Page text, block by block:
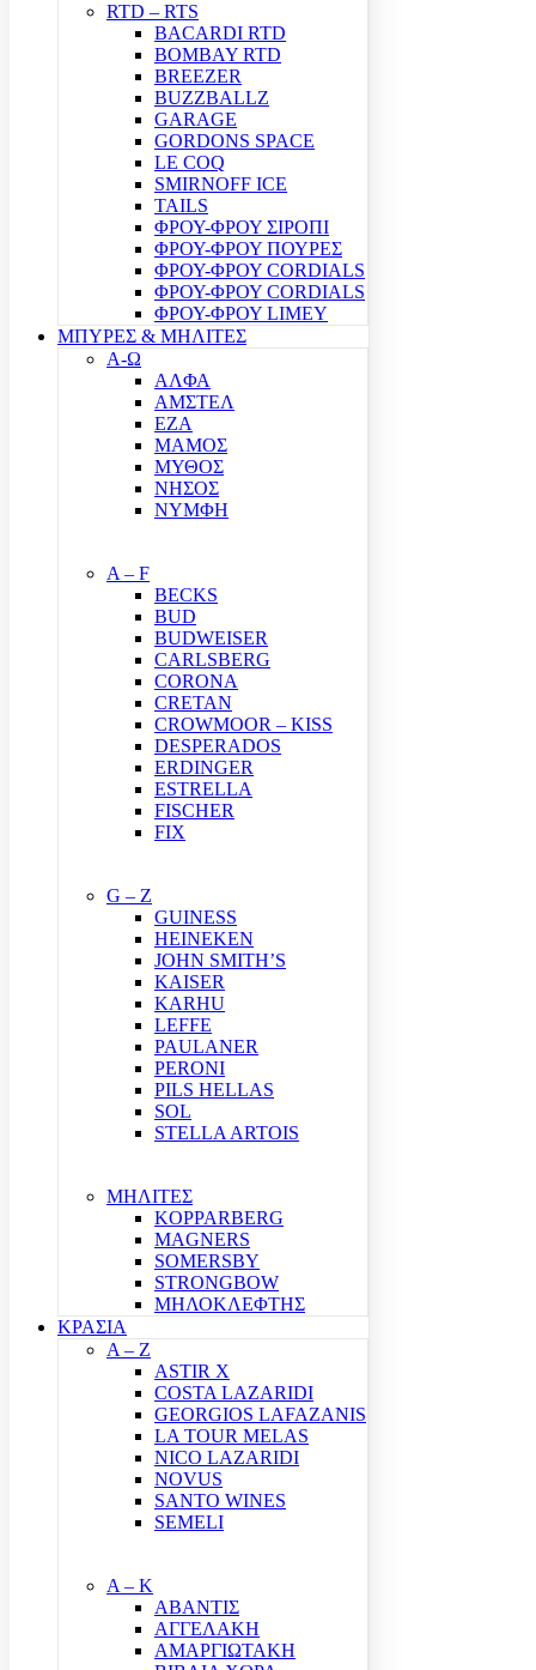
RTD – RTS
BACARDI RTD
BOMBAY RTD
BREEZER
BUZZBALLZ
GARAGE
GORDONS SPACE
LE COQ
SMIRNOFF ICE
TAILS
ΦΡΟΥ-ΦΡΟΥ ΣΙΡΟΠΙ
ΦΡΟΥ-ΦΡΟΥ ΠΟΥΡΕΣ
ΦΡΟΥ-ΦΡΟΥ CORDIALS
ΦΡΟΥ-ΦΡΟΥ CORDIALS
ΦΡΟΥ-ΦΡΟΥ LIMEY
ΜΠΥΡΕΣ & ΜΗΛΙΤΕΣ
Α-Ω
ΑΛΦΑ
ΑΜΣΤΕΛ
ΕΖΑ
ΜΑΜΟΣ
ΜΥΘΟΣ
ΝΗΣΟΣ
ΝΥΜΦΗ
A – F
BECKS
BUD
BUDWEISER
CARLSBERG
CORONA
CRETAN
CROWMOOR – KISS
DESPERADOS
ERDINGER
ESTRELLA
FISCHER
FIX
G – Z
GUINESS
HEINEKEN
JOHN SMITH’S
KAISER
KARHU
LEFFE
PAULANER
PERONI
PILS HELLAS
SOL
STELLA ARTOIS
ΜΗΛΙΤΕΣ
KOPPARBERG
MAGNERS
SOMERSBY
STRONGBOW
ΜΗΛΟΚΛΕΦΤΗΣ
ΚΡΑΣΙΑ
A – Z
ASTIR X
COSTA LAZARIDI
GEORGIOS LAFAZANIS
LA TOUR MELAS
NICO LAZARIDI
NOVUS
SANTO WINES
SEMELI
Α – Κ
ΑΒΑΝΤΙΣ
ΑΓΓΕΛΑΚΗ
ΑΜΑΡΓΙΩΤΑΚΗ